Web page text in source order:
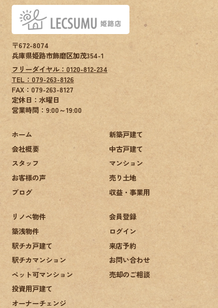
〒672-8074
兵庫県姫路市飾磨区加茂354-1
フリーダイヤル：0120-812-234
TEL：079-263-8126
FAX： 079-263-8127
定休日：水曜日
営業時間：9:00～19:00
ホーム
会社概要
スタッフ
お客様の声
ブログ
新築戸建て
中古戸建て
マンション
売り土地
収益・事業用
リノベ物件
築浅物件
駅チカ戸建て
駅チカマンション
ペット可マンション
投資用戸建て
オーナーチェンジ
会員登録
ログイン
来店予約
お問い合わせ
売却のご相談